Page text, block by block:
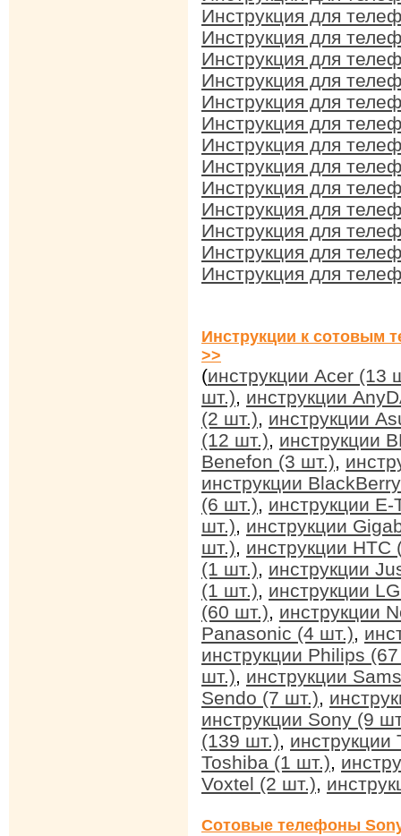
Инструкция для
Инструкция для
Инструкция для
Инструкция для
Инструкция для
Инструкция для
Инструкция для
Инструкция для
Инструкция для
Инструкция для
Инструкция для
Инструкция для
Инструкция для
Инструкции к сотовым
>>
(инструкции Acer (13
шт.), инструкции
(2 шт.), инструкции
(12 шт.), инструкции
Benefon (3 шт.),
инструкции
(6 шт.), инструкции
шт.), инструкции
шт.), инструкции HTC
(1 шт.), инструкции
(1 шт.), инструкции
(60 шт.), инструкции
Panasonic (4 шт.),
инструкции Philips
шт.), инструкции
Sendo (7 шт.),
инструкции Sony (9
(139 шт.), инструкции
Toshiba (1 шт.),
Voxtel (2 шт.),
Сотовые телефоны